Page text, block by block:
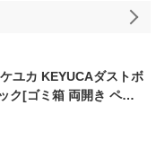
ユカ KEYUCAダストボ
ク[ゴミ箱 両開き ペダ
観音開き ダストボック